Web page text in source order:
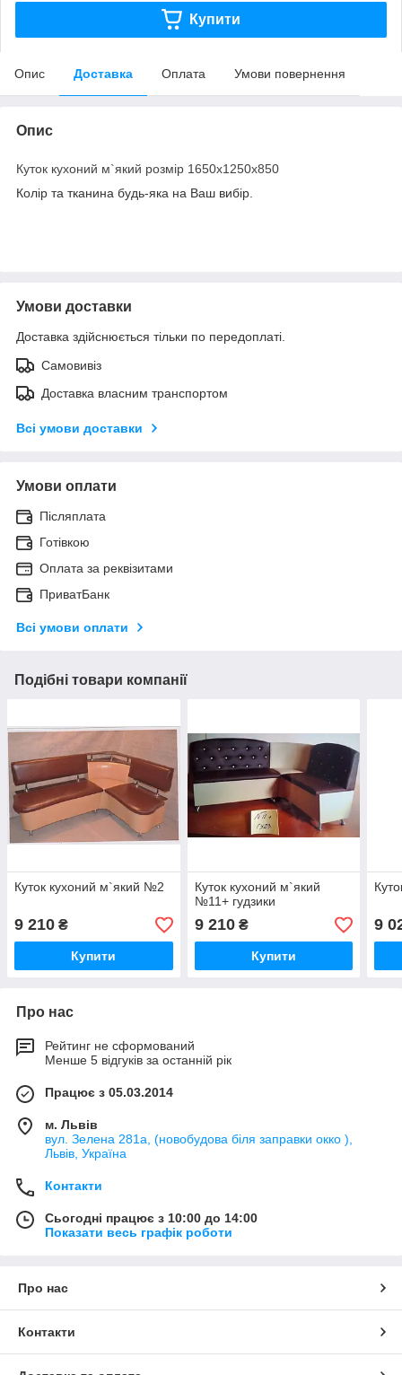
Купити
Опис Доставка Оплата Умови повернення
Опис
Куток кухоний м`який розмір 1650х1250х850
Колір та тканина будь-яка на Ваш вибір.
Умови доставки
Доставка здійснюється тільки по передоплаті.
Самовивіз
Доставка власним транспортом
Всі умови доставки
Умови оплати
Післяплата
Готівкою
Оплата за реквізитами
ПриватБанк
Всі умови оплати
Подібні товари компанії
Куток кухоний м`який №2
9 210 ₴
Купити
Куток кухоний м`який
№11+ гудзики
9 210₴
Купити
9
Про нас
Рейтинг не сформований
Менше 5 відгуків за останній рік
Працює з 05.03.2014
м. Львів
вул. Зелена 281а, (новобудова біля заправки окко ),
Львів, Україна
Контакти
Сьогодні працює з 10:00 до 14:00
Показати весь графік роботи
Про нас
Контакти